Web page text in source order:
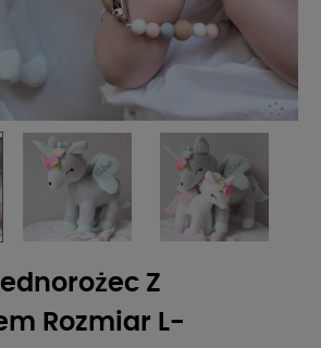
Z
Rozmiar L-